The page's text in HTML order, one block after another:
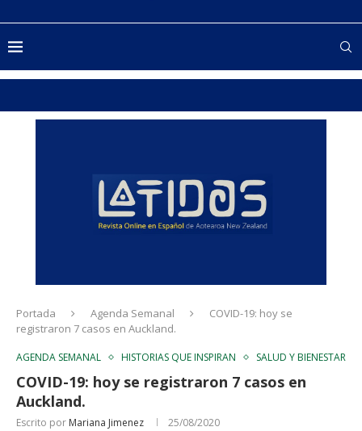
Portada Agenda Semanal
COVID-19: hoy se
registraron 7 casos en Auckland.
AGENDA SEMANAL HISTORIAS QUE INSPIRAN SALUD Y BIENESTAR
COVID-19: hoy se registraron 7 casos en
Auckland.
Escrito por Mariana Jimenez 25/08/2020